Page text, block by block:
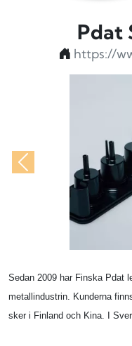
Pdat
https://
Föregående
Sedan 2009 har Finska Pdat
metallindustrin. Kunderna
sker i Finland och Kina. I